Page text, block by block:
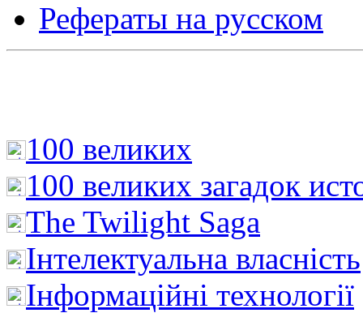
Рефераты на русском
100 великих
100 великих загадок
The Twilight Saga
Інтелектуальна влaсність
Інформаційні технології